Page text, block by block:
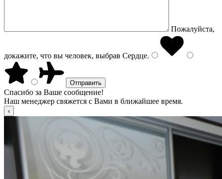
Пожалуйста,
докажите, что вы человек, выбрав Сердце.
Спасибо за Ваше сообщение!
Наш менеджер свяжется с Вами в ближайшее время.